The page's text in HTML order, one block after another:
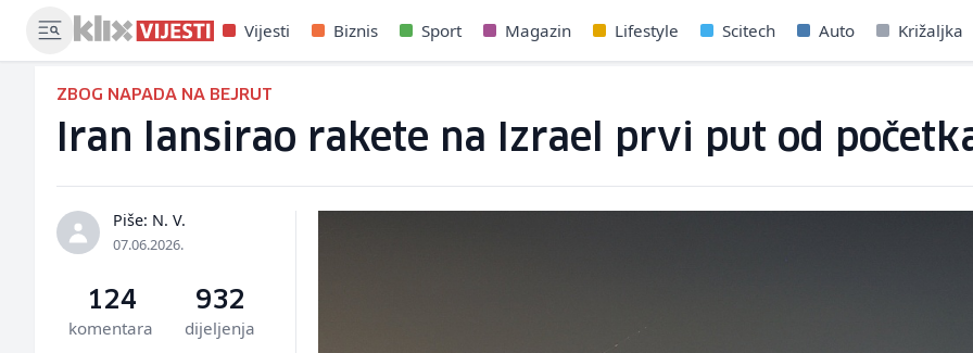
Vijesti Biznis Sport Magazin Lifestyle Scitech Auto Križaljka
ZBOG NAPADA NA BEJRUT
Iran lansirao rakete na Izrael prvi put od
Piše: N. V.
07.06.2026.
124
komentara
932
dijeljenja